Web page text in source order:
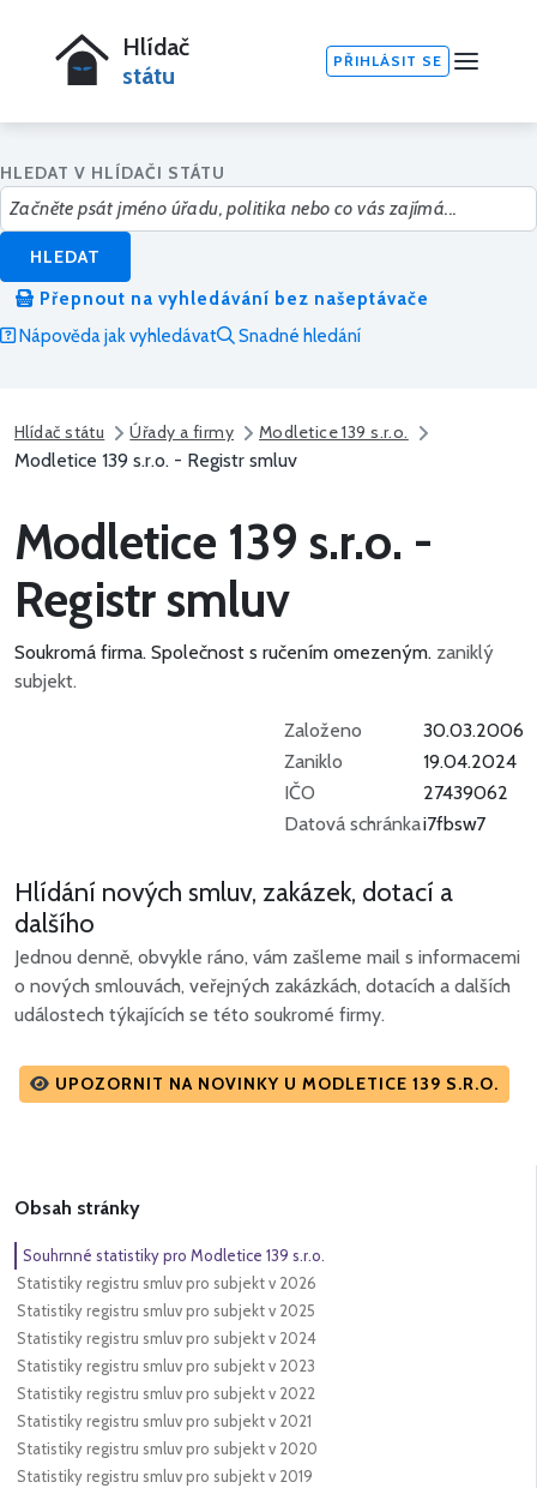
Hlídač
státu
PŘIHLÁSIT SE
HLEDAT V HLÍDAČI STÁTU
HLEDAT
Přepnout na vyhledávání bez našeptávače
Nápověda jak vyhledávat
Snadné hledání
Hlídač státu Úřady a firmy Modletice 139 s.r.o.
Modletice 139 s.r.o. - Registr smluv
Modletice 139 s.r.o. -
Registr smluv
Soukromá firma. Společnost s ručením omezeným. zaniklý
subjekt.
Založeno
30.03.2006
Zaniklo
19.04.2024
IČO
27439062
Datová schránkai7fbsw7
Hlídání nových smluv, zakázek, dotací a
dalšího
Jednou denně, obvykle ráno, vám zašleme mail s informacemi
o nových smlouvách, veřejných zakázkách, dotacích a dalších
událostech týkajících se této soukromé firmy.
UPOZORNIT NA NOVINKY U MODLETICE 139 S.R.O.
Obsah stránky
Souhrnné statistiky pro Modletice 139 s.r.o.
Statistiky registru smluv pro subjekt v 2026
Statistiky registru smluv pro subjekt v 2025
Statistiky registru smluv pro subjekt v 2024
Statistiky registru smluv pro subjekt v 2023
Statistiky registru smluv pro subjekt v 2022
Statistiky registru smluv pro subjekt v 2021
Statistiky registru smluv pro subjekt v 2020
Statistiky registru smluv pro subjekt v 2019